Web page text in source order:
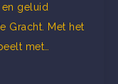
geluid
Gracht. Met het
met…